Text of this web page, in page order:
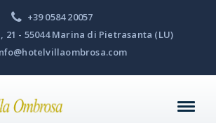
+39 0584 20057
21 - 55044 Marina di Pietrasanta (LU)